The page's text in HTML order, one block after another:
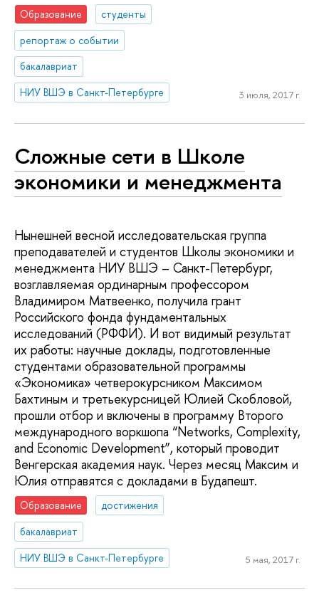
Образование
студенты
репортаж о событии
бакалавриат
НИУ ВШЭ в Санкт-Петербурге
3 июля, 2017 г.
Сложные сети в Школе
экономики и менеджмента
Нынешней весной исследовательская группа
преподавателей и студентов Школы экономики и
менеджмента НИУ ВШЭ – Санкт-Петербург,
возглавляемая ординарным профессором
Владимиром Матвеенко, получила грант
Российского фонда фундаментальных
исследований (РФФИ). И вот видимый результат
их работы: научные доклады, подготовленные
студентами образовательной программы
«Экономика» четверокурсником Максимом
Бахтиным и третьекурсницей Юлией Скобловой,
прошли отбор и включены в программу Второго
международного воркшопа “Networks, Complexity,
and Economic Development”, который проводит
Венгерская академия наук. Через месяц Максим и
Юлия отправятся с докладами в Будапешт.
Образование
достижения
бакалавриат
НИУ ВШЭ в Санкт-Петербурге
5 мая, 2017 г.